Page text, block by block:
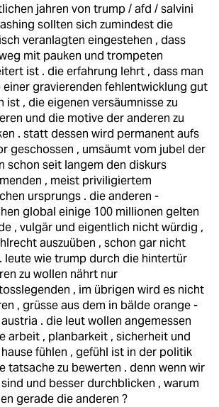
jahren von trump / afd / salvini
sollten sich zumindest die
veranlagten eingestehen , dass
mit pauken und trompeten
ist . die erfahrung lehrt , dass man
einer gravierenden fehlentwicklung gut
ist , die eigenen versäumnisse zu
und die motive der anderen zu
. statt dessen wird permanent aufs
geschossen , umsäumt vom jubel der
schon seit langem den diskurs
, meist priviligiertem
ursprungs . die anderen -
global einige 100 millionen gelten
, vulgär und eigentlich nicht würdig ,
auszuüben , schon gar nicht
leute wie trump durch die hintertür
zu wollen nährt nur
, im übrigen wird es nicht
, grüsse aus dem in bälde orange -
. die leut wollen angemessen
arbeit , planbarkeit , sicherheit und
fühlen , gefühl ist in der politik
tatsache zu bewerten . denn wenn wir
und besser durchblicken , warum
gerade die anderen ?